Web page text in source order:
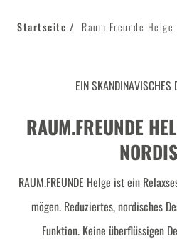
Startseite Raum.Freunde
EIN SKANDINAVISCHES
RAUM.FREUNDE
RAUM.FREUNDE Helge ist ein
mögen. Reduziertes, nordisches
Funktion. Keine überflüssigen